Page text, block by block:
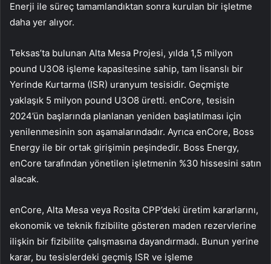
Enerji ile süreç tamamlandıktan sonra kurulan bir işletme
daha yer alıyor.
Teksas’ta bulunan Alta Mesa Projesi, yılda 1,5 milyon
pound U3O8 işleme kapasitesine sahip, tam lisanslı bir
Yerinde Kurtarma (ISR) uranyum tesisidir. Geçmişte
yaklaşık 5 milyon pound U3O8 üretti. enCore, tesisin
2024’ün başlarında planlanan yeniden başlatılması için
yenilenmesinin son aşamalarındadır. Ayrıca enCore, Boss
Energy ile bir ortak girişimin peşindedir. Boss Energy,
enCore tarafından yönetilen işletmenin %30 hissesini satın
alacak.
enCore, Alta Mesa veya Rosita CPP’deki üretim kararlarını,
ekonomik ve teknik fizibilite gösteren maden rezervlerine
ilişkin bir fizibilite çalışmasına dayandırmadı. Bunun yerine
karar, bu tesislerdeki geçmiş ISR ve işleme